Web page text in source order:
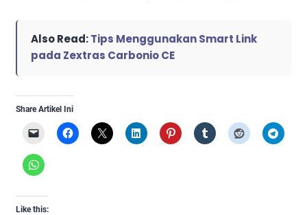
Also Read:Tips Menggunakan Smart Link
pada Zextras Carbonio CE
Share Artikel Ini
Like this: